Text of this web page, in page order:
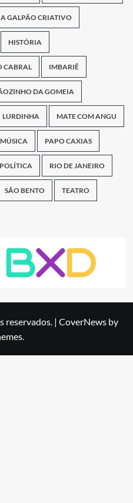
GALPÃO CRIATIVO
HISTÓRIA
CABRAL IMBARIÊ
DA GOMEIA
LURDINHA MATE COM ANGU
MÚSICA PAPO CAXIAS
POLÍTICA RIO DE JANEIRO
SÃO BENTO TEATRO
reservados. | CoverNews by